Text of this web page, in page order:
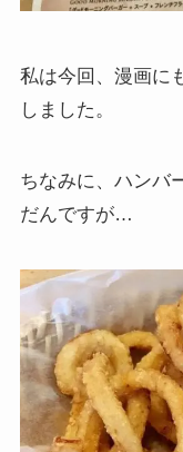
私は今回、漫画に
しました。
ちなみに、ハンバ
だんですが…